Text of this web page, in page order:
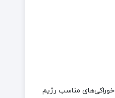
مناسب رژیم